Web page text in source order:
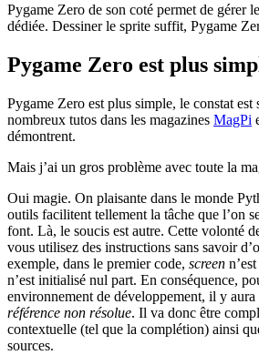
Pygame Zero de son coté permet de gérer
dédiée. Dessiner le sprite suffit, Pygame
Pygame Zero est plus
Pygame Zero est plus simple, le constat est
nombreux tutos dans les magazines MagPi
démontrent.
Mais j’ai un gros problème avec toute la
Oui magie. On plaisante dans le monde
outils facilitent tellement la tâche que l’on
font. Là, le soucis est autre. Cette volonté
vous utilisez des instructions sans savoir
exemple, dans le premier code, screen
n’est initialisé nul part. En conséquence,
environnement de développement, il y
référence non résolue. Il va donc être
contextuelle (tel que la complétion) ainsi
sources.